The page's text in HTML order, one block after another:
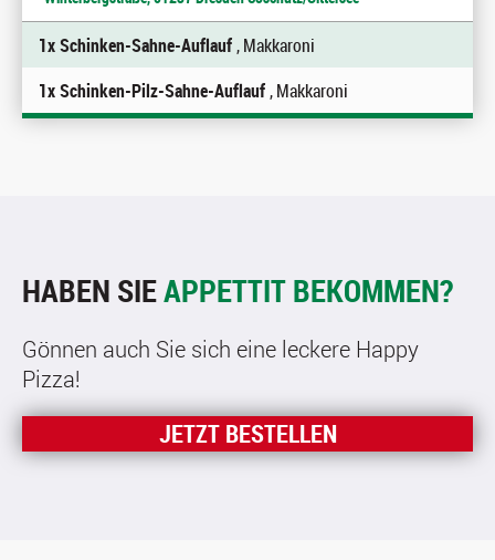
1x Schinken-Sahne-Auflauf, Makkaroni
1x Schinken-Pilz-Sahne-Auflauf, Makkaroni
HABEN SIEAPPETTIT BEKOMMEN?
Gönnen auch Sie sich eine leckere Happy
Pizza!
JETZT BESTELLEN